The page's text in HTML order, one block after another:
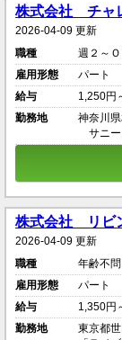
株式会社 チャ
2026-04-09 更新
職種
週２～
雇用形態
パート
給与
1,250円
勤務地
神奈川
サニー
株式会社 リビ
2026-04-09 更新
職種
年齢不
雇用形態
パート
給与
1,350円
勤務地
東京都